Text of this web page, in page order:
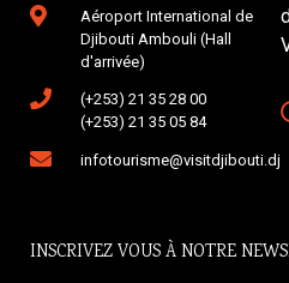
Aéroport International de
Djibouti Ambouli (Hall
d'arrivée)
(+253) 21 35 28 00
(+253) 21 35 05 84
infotourisme@visitdjibouti.dj
INSCRIVEZ VOUS À NOTRE